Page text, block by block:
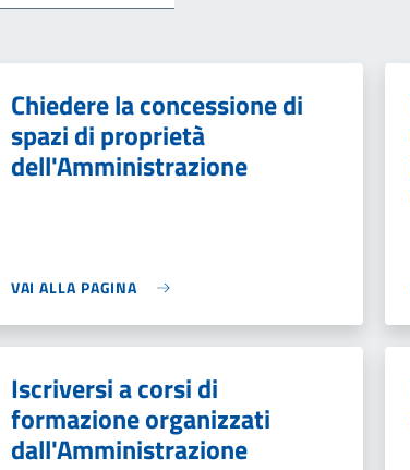
Chiedere la concessione di
spazi di proprietà
dell'Amministrazione
VAI ALLA PAGINA
Iscriversi a corsi di
formazione organizzati
dall'Amministrazione